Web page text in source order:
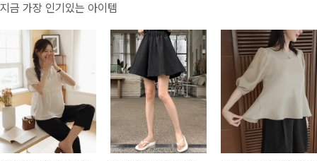
지금 가장 인기있는 아이템